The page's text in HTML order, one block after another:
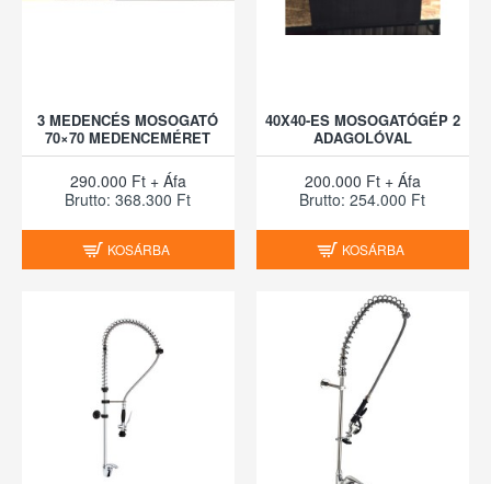
3 MEDENCÉS MOSOGATÓ
70×70 MEDENCEMÉRET
290.000 Ft + Áfa
Brutto: 368.300 Ft
KOSÁRBA
40X40-ES MOSOGATÓGÉP 2
ADAGOLÓVAL
200.000 Ft + Áfa
Brutto: 254.000 Ft
KOSÁRBA